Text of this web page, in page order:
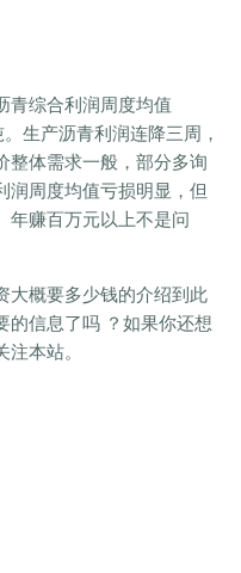
青综合利润周度均值
生产沥青利润连降三周，
整体需求一般，部分多询
润周度均值亏损明显，但
年赚百万元以上不是问
大概要多少钱的介绍到此
的信息了吗 ？如果你还想
本站。